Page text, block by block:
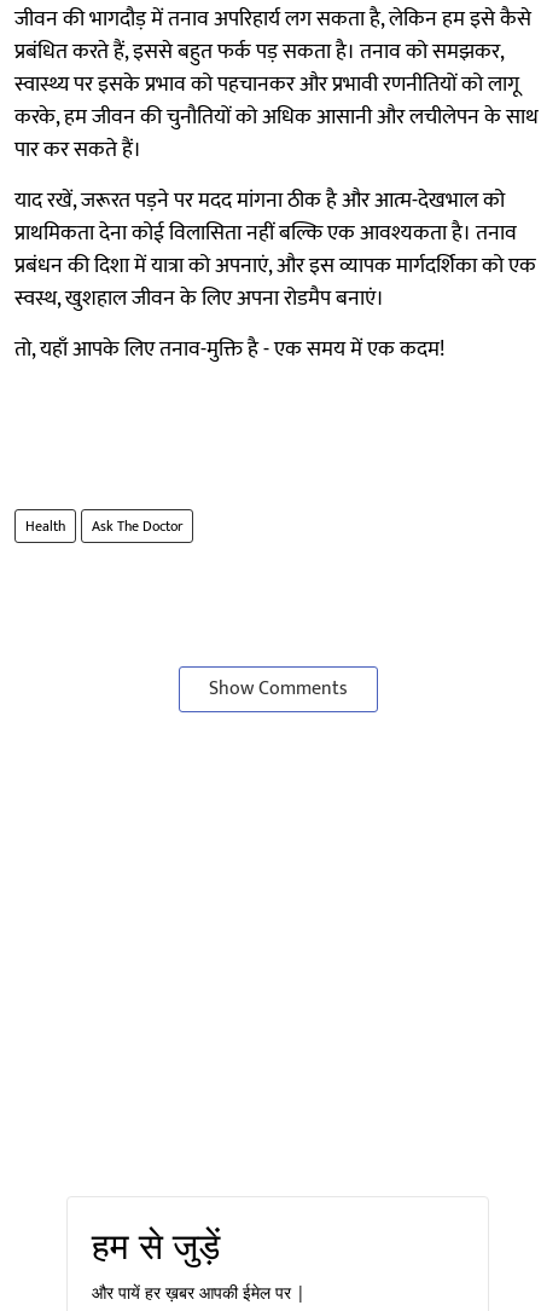
जीवन की भागदौड़ में तनाव अपरिहार्य लग सकता है, लेकिन हम इसे कैसे
प्रबंधित करते हैं, इससे बहुत फर्क पड़ सकता है। तनाव को समझकर,
स्वास्थ्य पर इसके प्रभाव को पहचानकर और प्रभावी रणनीतियों को लागू
करके, हम जीवन की चुनौतियों को अधिक आसानी और लचीलेपन के साथ
पार कर सकते हैं।
याद रखें, जरूरत पड़ने पर मदद मांगना ठीक है और आत्म-देखभाल को
प्राथमिकता देना कोई विलासिता नहीं बल्कि एक आवश्यकता है। तनाव
प्रबंधन की दिशा में यात्रा को अपनाएं, और इस व्यापक मार्गदर्शिका को एक
स्वस्थ, खुशहाल जीवन के लिए अपना रोडमैप बनाएं।
तो, यहाँ आपके लिए तनाव-मुक्ति है - एक समय में एक कदम!
Health Ask The Doctor
Show Comments
हम से जुड़ें
और पायें हर ख़बर आपकी ईमेल पर |